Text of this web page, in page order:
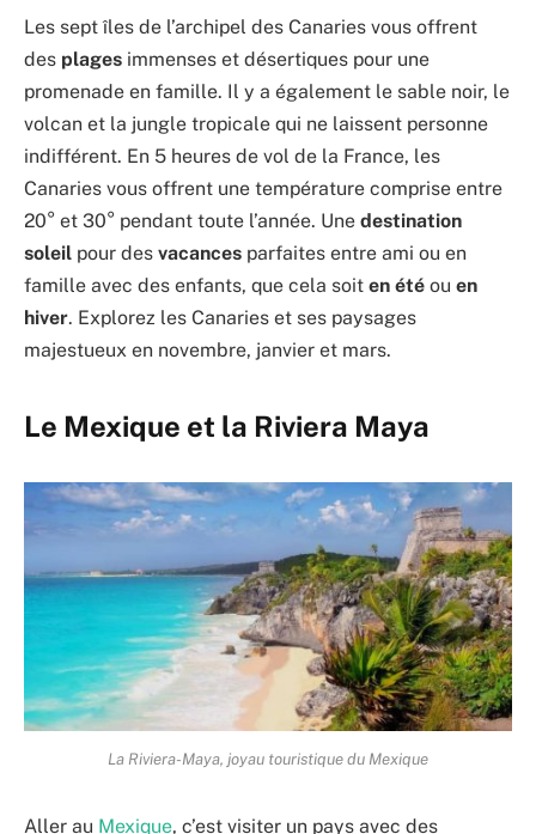
Les sept îles de l’archipel des Canaries vous offrent
des plages immenses et désertiques pour une
promenade en famille. Il y a également le sable noir, le
volcan et la jungle tropicale qui ne laissent personne
indifférent. En 5 heures de vol de la France, les
Canaries vous offrent une température comprise entre
20° et 30° pendant toute l’année. Une destination
soleil pour des vacances parfaites entre ami ou en
famille avec des enfants, que cela soit en été ou en
hiver. Explorez les Canaries et ses paysages
majestueux en novembre, janvier et mars.
Le Mexique et la Riviera Maya
La Riviera-Maya, joyau touristique du Mexique
Aller au Mexique, c’est visiter un pays avec des